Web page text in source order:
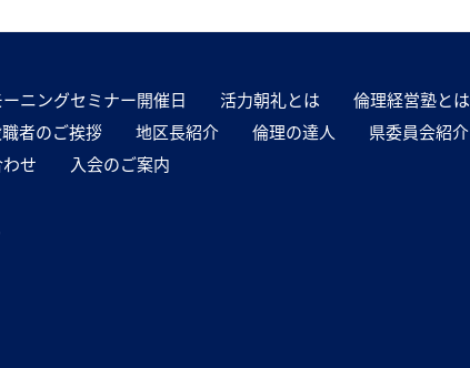
ーニングセミナー開催日 活力朝礼とは
倫理経営塾とは
者のご挨拶 地区長紹介 倫理の達人
県委員会紹介
せ 入会のご案内